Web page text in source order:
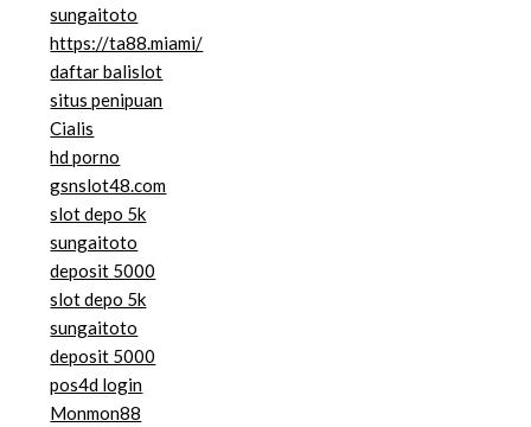
sungaitoto
https://ta88.miami/
daftar balislot
situs penipuan
Cialis
hd porno
gsnslot48.com
slot depo 5k
sungaitoto
deposit 5000
slot depo 5k
sungaitoto
deposit 5000
pos4d login
Monmon88